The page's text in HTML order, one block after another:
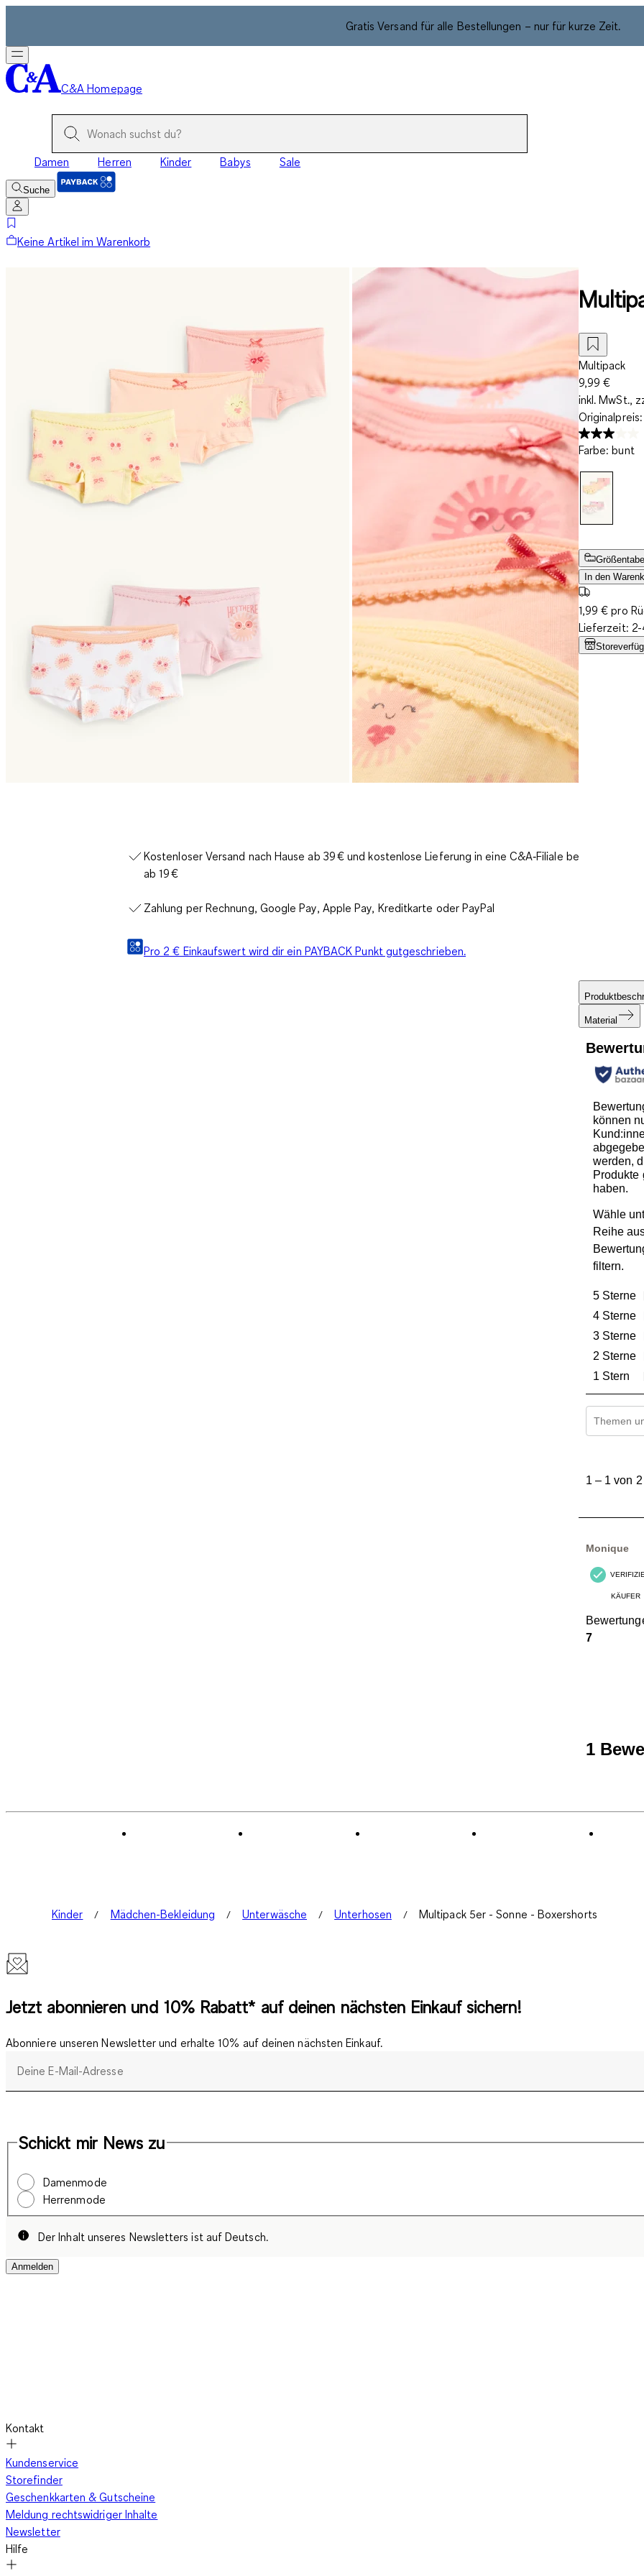
Gratis Versand für alle Bestellungen – nur für kurze Zeit.
C&A Homepage
Damen Herren Kinder Babys Sale
Suche
Keine Artikel im Warenkorb
Kostenloser Versand nach Hause ab 39 € und kostenlose Lieferung in eine C&A‑Filiale bereits
ab 19 €
Zahlung per Rechnung, Google Pay, Apple Pay, Kreditkarte oder PayPal
Pro 2 € Einkaufswert wird dir ein PAYBACK Punkt gutgeschrieben.
Multipack
9,99 €
inkl. MwSt.,
Originalpreis:
Farbe: bunt
In den
1,99 € pro
Lieferzeit:
Material
können
werden,
Produkte
haben.
Wähle
Reihe
filtern.
5 Sterne
4 Sterne
3 Sterne
2 Sterne
1 Stern
bis
Bewertungen.
1 – 1 von 2
Monique
KÄUFER
7
1
Kinder Mädchen-Bekleidung Unterwäsche Unterhosen Multipack 5er - Sonne - Boxershorts
Jetzt abonnieren und 10% Rabatt* auf deinen nächsten Einkauf sichern!
Abonniere unseren Newsletter und erhalte 10% auf deinen nächsten Einkauf.
Deine E-Mail-Adresse
Schickt mir News zu
Damenmode
Herrenmode
Der Inhalt unseres Newsletters ist auf Deutsch.
Anmelden
Kontakt
Kundenservice
Storefinder
Geschenkkarten & Gutscheine
Meldung rechtswidriger Inhalte
Newsletter
Hilfe